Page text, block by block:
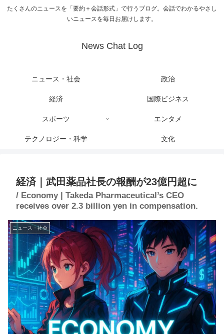
たくさんのニュースを「要約＋会話形式」で行うブログ。会話でわかるやさし
いニュースを毎日お届けします。
News Chat Log
ニュース・社会 政治
経済 国際ビジネス
スポーツ エンタメ
テクノロジー・科学 文化
経済｜武田薬品社長の報酬が23億円超に
/ Economy | Takeda Pharmaceutical’s CEO
receives over 2.3 billion yen in compensation.
ニュース・社会